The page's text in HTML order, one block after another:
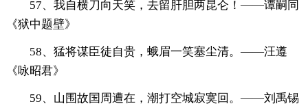
57、我自横刀向天笑，去留肝胆两昆仑！——谭嗣同
《狱中题壁》
58、猛将谋臣徒自贵，蛾眉一笑塞尘清。——汪遵
《咏昭君》
59、山围故国周遭在，潮打空城寂寞回。——刘禹锡